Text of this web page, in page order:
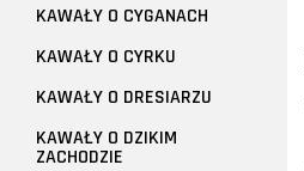
KAWAŁY O CYGANACH
KAWAŁY O CYRKU
KAWAŁY O DRESIARZU
KAWAŁY O DZIKIM
ZACHODZIE